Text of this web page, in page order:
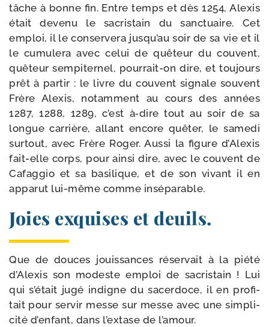
tâche à bonne fin. Entre temps et dès 1254, Alexis
était deve­nu le sacris­tain du sanc­tuaire. Cet
emploi, il le conser­ve­ra jusqu’au soir de sa vie et il
le cumu­le­ra avec celui de quê­teur du couvent,
quê­teur sem­pi­ter­nel, pourrait-​on dire, et tou­jours
prêt à par­tir : le livre du couvent signale sou­vent
Frère Alexis, notam­ment au cours des années
1287, 1288, 1289, c’est à‑dire tout au soir de sa
longue car­rière, allant encore quê­ter, le same­di
sur­tout, avec Frère Roger. Aussi la figure d’Alexis
fait-​elle corps, pour ain­si dire, avec le cou­vent de
Cafaggio et sa basi­lique, et de son vivant il en
appa­rut lui-​même comme inséparable.
Joies exquises et deuils.
Que de douces jouis­sances réser­vait à la pié­té
d’Alexis son modeste emploi de sacris­tain ! Lui
qui s’était jugé indigne du sacer­doce, il en pro­fi­
tait pour ser­vir messe sur messe avec une sim­pli­
ci­té d’enfant, dans l’extase de l’amour.